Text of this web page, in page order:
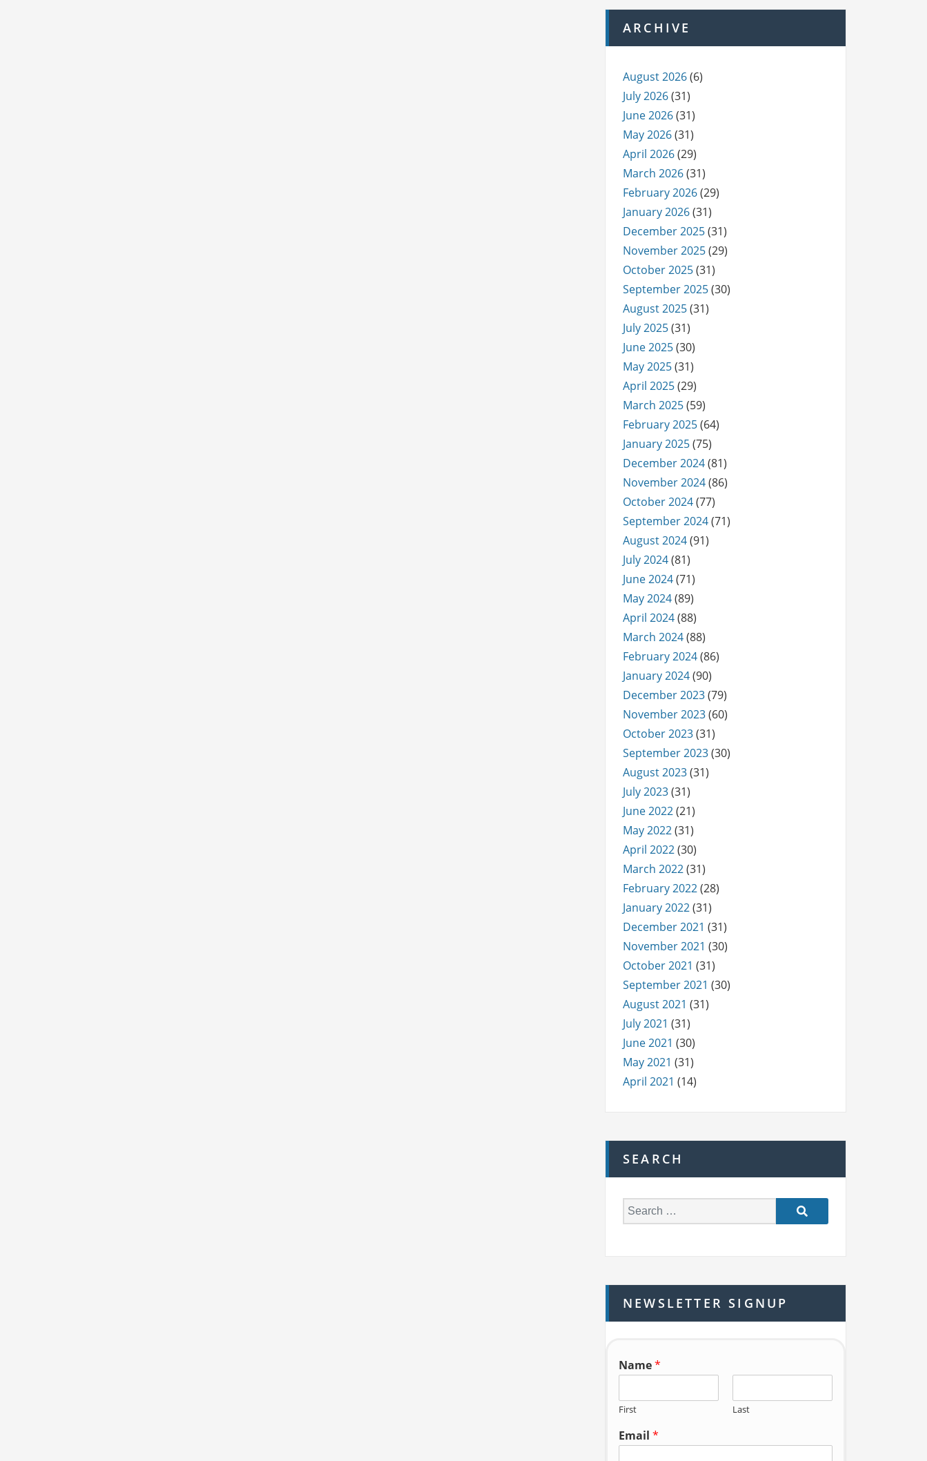
ARCHIVE
August 2026(6)
July 2026(31)
June 2026(31)
May 2026(31)
April 2026(29)
March 2026(31)
February 2026(29)
January 2026(31)
December 2025(31)
November 2025(29)
October 2025(31)
September 2025(30)
August 2025(31)
July 2025(31)
June 2025(30)
May 2025(31)
April 2025(29)
March 2025(59)
February 2025(64)
January 2025(75)
December 2024(81)
November 2024(86)
October 2024(77)
September 2024(71)
August 2024(91)
July 2024(81)
June 2024(71)
May 2024(89)
April 2024(88)
March 2024(88)
February 2024(86)
January 2024(90)
December 2023(79)
November 2023(60)
October 2023(31)
September 2023(30)
August 2023(31)
July 2023(31)
June 2022(21)
May 2022(31)
April 2022(30)
March 2022(31)
February 2022(28)
January 2022(31)
December 2021 (31)
November 2021 (30)
October 2021 (31)
September 2021 (30)
August 2021 (31)
July 2021 (31)
June 2021 (30)
May 2021 (31)
April 2021 (14)
SEARCH
e
h
f
o
NEWSLETTER SIGNUP
Name*
First Last
Email *